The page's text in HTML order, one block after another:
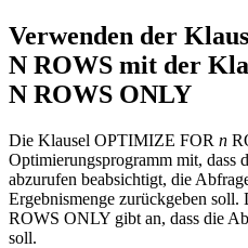
Verwenden der
N ROWS mit der
N ROWS ONLY
Die Klausel OPTIMIZE FOR n
Optimierungsprogramm mit, dass
abzurufen beabsichtigt, die
Ergebnismenge zurückgeben
ROWS ONLY gibt an, dass die
soll.